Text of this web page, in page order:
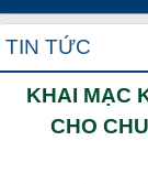
TIN TỨC
KHAI MẠC
CHO